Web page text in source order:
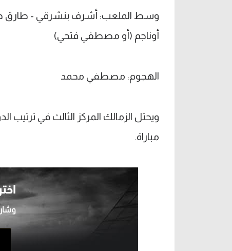
وسط الملعب: أشرف بنشرقي - طارق
أوناجم (أو مصطفي فتحي)
الهجوم: مصطفي محمد
مباراة.